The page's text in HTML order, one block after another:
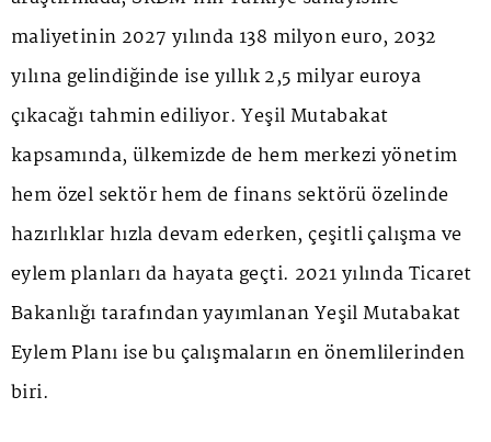
maliyetinin 2027 yılında 138 milyon euro, 2032
yılına gelindiğinde ise yıllık 2,5 milyar euroya
çıkacağı tahmin ediliyor. Yeşil Mutabakat
kapsamında, ülkemizde de hem merkezi yönetim
hem özel sektör hem de finans sektörü özelinde
hazırlıklar hızla devam ederken, çeşitli çalışma ve
eylem planları da hayata geçti. 2021 yılında Ticaret
Bakanlığı tarafından yayımlanan Yeşil Mutabakat
Eylem Planı ise bu çalışmaların en önemlilerinden
biri.